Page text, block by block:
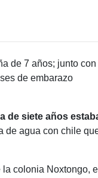
de 7 años; junto
de embarazo
de siete años
agua con chile
la colonia Noxtongo,